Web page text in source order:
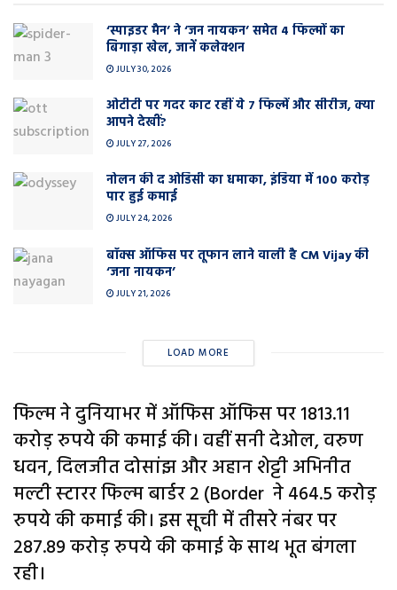
‘स्पाइडर मैन’ ने ‘जन नायकन’ समेत 4 फिल्मों का
बिगाड़ा खेल, जानें कलेक्शन
JULY 30, 2026
ओटीटी पर गदर काट रहीं ये 7 फिल्में और सीरीज, क्या
आपने देखीं?
JULY 27, 2026
नोलन की द ओडिसी का धमाका, इंडिया में 100 करोड़
पार हुई कमाई
JULY 24, 2026
बॉक्स ऑफिस पर तूफान लाने वाली है CM Vijay की
‘जना नायकन’
JULY 21, 2026
LOAD MORE
फिल्‍म ने दुनियाभर में ऑफिस ऑफिस पर 1813.11
करोड़ रुपये की कमाई की। वहीं सनी देओल, वरुण
धवन, दिलजीत दोसांझ और अहान शेट्टी अभिनीत
मल्‍टी स्‍टारर फिल्‍म बार्डर 2 (Border ने 464.5 करोड़
रुपये की कमाई की। इस सूची में तीसरे नंबर पर
287.89 करोड़ रुपये की कमाई के साथ भूत बंगला
रही।